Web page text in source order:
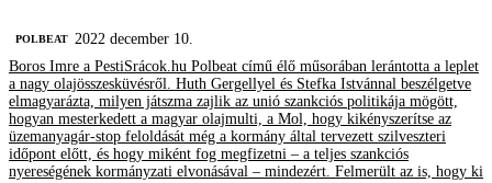
‎POLBEAT 2022 december 10.
Boros Imre a PestiSrácok.hu Polbeat című élő műsorában lerántotta a leplet
a nagy olajösszesküvésről. Huth Gergellyel és Stefka Istvánnal beszélgetve
elmagyarázta, milyen játszma zajlik az unió szankciós politikája mögött,
hogyan mesterkedett a magyar olajmulti, a Mol, hogy kikényszerítse az
üzemanyagár-stop feloldását még a kormány által tervezett szilveszteri
időpont előtt, és hogy miként fog megfizetni – a teljes szankciós
nyereségének kormányzati elvonásával – mindezért. Felmerült az is, hogy ki